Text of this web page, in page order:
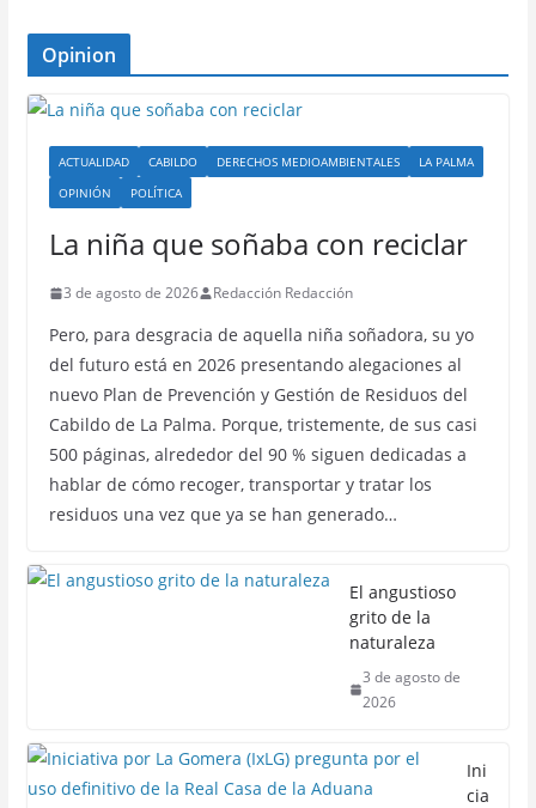
Opinion
ACTUALIDAD CABILDO DERECHOS MEDIOAMBIENTALES
LA PALMA
OPINIÓN
POLÍTICA
La niña que soñaba con reciclar
3 de agosto de 2026 Redacción Redacción
Pero, para desgracia de aquella niña soñadora, su yo
del futuro está en 2026 presentando alegaciones al
nuevo Plan de Prevención y Gestión de Residuos del
Cabildo de La Palma. Porque, tristemente, de sus casi
500 páginas, alrededor del 90 % siguen dedicadas a
hablar de cómo recoger, transportar y tratar los
residuos una vez que ya se han generado…
El angustioso
grito de la
naturaleza
3 de agosto de
2026
Ini
cia